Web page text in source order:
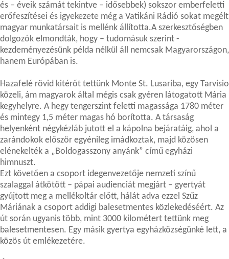
és – éveik számát tekintve – idősebbek) sokszor emberfeletti
erőfeszítései és igyekezete még a Vatikáni Rádió sokat megélt
magyar munkatársait is mellénk állította.A szerkesztőségben
dolgozók elmondták, hogy – tudomásuk szerint -
kezdeményezésünk példa nélkül áll nemcsak Magyarországon,
hanem Európában is.
Hazafelé rövid kitérőt tettünk Monte St. Lusariba, egy Tarvisio
közeli, ám magyarok által mégis csak gyéren látogatott Mária
kegyhelyre. A hegy tengerszint feletti magassága 1780 méter
és mintegy 1,5 méter magas hó borította. A társaság
helyenként négykézláb jutott el a kápolna bejáratáig, ahol a
zarándokok először egyénileg imádkoztak, majd közösen
elénekelték a „Boldogasszony anyánk” című egyházi
himnuszt.
Ezt követően a csoport idegenvezetője nemzeti színű
szalaggal átkötött – pápai audienciát megjárt – gyertyát
gyújtott meg a mellékoltár előtt, hálát adva ezzel Szűz
Máriának a csoport addigi balesetmentes közlekedéséért. Az
út során ugyanis több, mint 3000 kilométert tettünk meg
balesetmentesen. Egy másik gyertya egyházközségünké lett, a
közös út emlékezetére.